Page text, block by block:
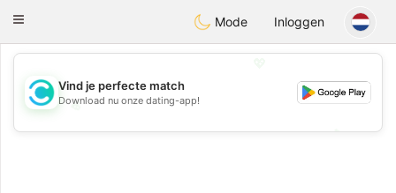
olombiaCitas
Toggle
Mode Inloggen
💖
💕
Vind je perfecte match
Download nu onze dating-app!